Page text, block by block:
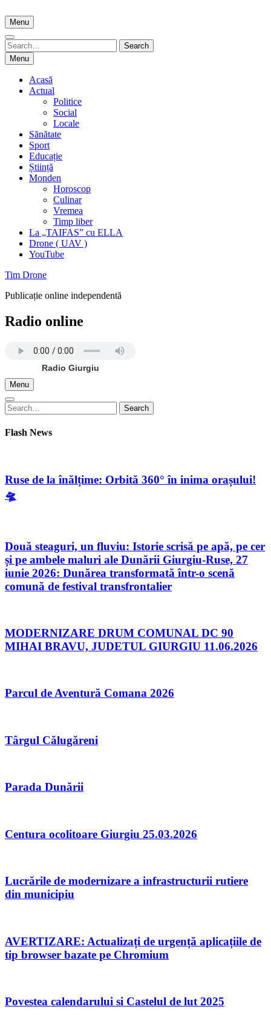
to
content
Menu
Search
for:
Search
Menu
Acasă
Actual
Politice
Social
Locale
Sănătate
Sport
Educație
Știință
Monden
Horoscop
Culinar
Vremea
Timp liber
La „TAIFAS” cu ELLA
Drone ( UAV )
YouTube
Tim Drone
Publicație online independentă
Radio online
Radio Giurgiu
Menu
Search
for:
Search
Flash News
Ruse de la înălțime: Orbită 360° în inima orașului!
🛸
Două steaguri, un fluviu: Istorie scrisă pe apă, pe cer
și pe ambele maluri ale Dunării Giurgiu-Ruse, 27
iunie 2026: Dunărea transformată într-o scenă
comună de festival transfrontalier
MODERNIZARE DRUM COMUNAL DC 90
MIHAI BRAVU, JUDETUL GIURGIU 11.06.2026
Parcul de Aventură Comana 2026
Târgul Călugăreni
Parada Dunării
Centura ocolitoare Giurgiu 25.03.2026
Lucrările de modernizare a infrastructurii rutiere
din municipiu
AVERTIZARE: Actualizați de urgență aplicațiile de
tip browser bazate pe Chromium
Povestea calendarului si Castelul de lut 2025